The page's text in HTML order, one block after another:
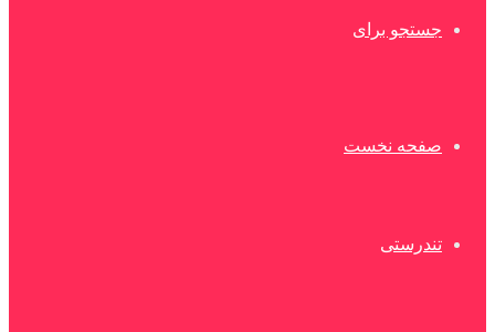
جستجو برای
صفحه نخست
تندرستی